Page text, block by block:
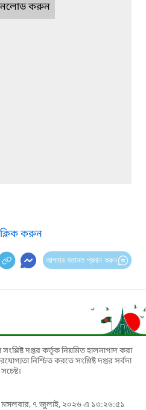
করুন
করুন
আপনার মতামত প্রদান করুন
দপ্তর কর্তৃক নিয়মিত হালনাগাদ করা
নিশ্চিত করতে সংশ্লিষ্ট দপ্তর সর্বদা
সচেষ্ট।
মঙ্গলবার, ৭ জুলাই, ২০২৬ এ ১৩:২৬:৫১